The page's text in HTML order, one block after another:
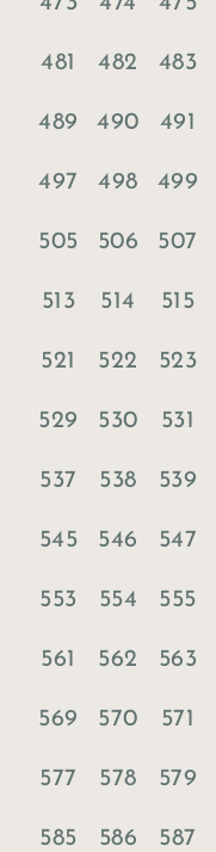
481 482 483
489 490 491
497 498 499
505 506 507
513 514 515
521 522 523
529 530 531
537 538 539
545 546 547
553 554 555
561 562 563
569 570 571
577 578 579
585 586 587